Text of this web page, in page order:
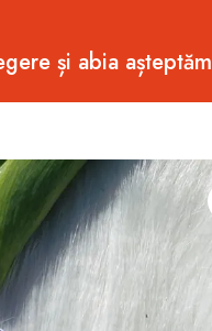
și abia